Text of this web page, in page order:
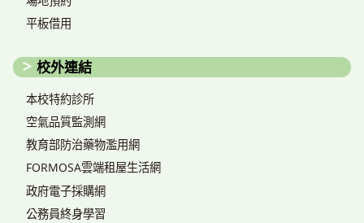
平板借用
校外連結
本校特約診所
空氣品質監測網
教育部防治藥物濫用網
FORMOSA雲端租屋生活網
政府電子採購網
公務員終身學習